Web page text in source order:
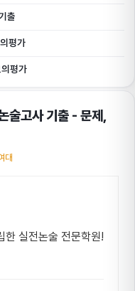
출
평가
평가
고사 기출 - 문제,
대
한 실전논술 전문학원!